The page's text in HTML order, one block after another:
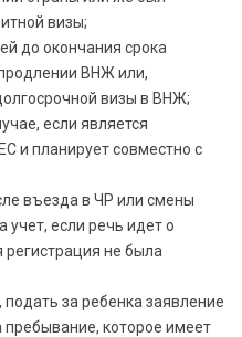
визы;
до окончания срока
ВНЖ или,
визы в ВНЖ;
если является
и планирует совместно с
въезда в ЧР или смены
учет, если речь идет о
регистрация не была
за ребенка заявление
которое имеет